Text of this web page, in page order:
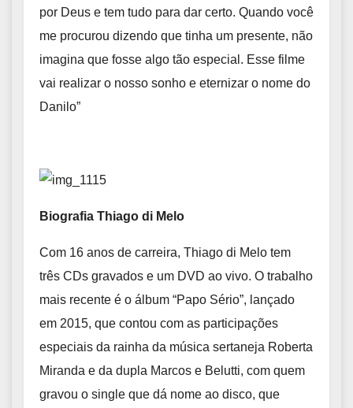
por Deus e tem tudo para dar certo. Quando você
me procurou dizendo que tinha um presente, não
imagina que fosse algo tão especial. Esse filme
vai realizar o nosso sonho e eternizar o nome do
Danilo”
Biografia Thiago di Melo
Com 16 anos de carreira, Thiago di Melo tem
três CDs gravados e um DVD ao vivo. O trabalho
mais recente é o álbum “Papo Sério”, lançado
em 2015, que contou com as participações
especiais da rainha da música sertaneja Roberta
Miranda e da dupla Marcos e Belutti, com quem
gravou o single que dá nome ao disco, que